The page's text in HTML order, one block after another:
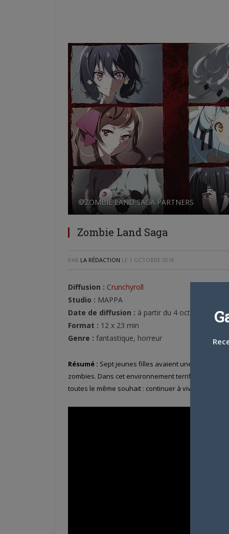
©ZOMBIE LAND SAGA PARTNERS
Zombie Land Saga
PAR LA RÉDACTION LE 1 OCTOBRE 2018
Diffusion : Crunchyroll
Studio : MAPPA
Date de diffusion : à partir du 4 octobre
Format : 12 x 23 min
Genre : fantastique, horreur
Résumé : Sept jeunes filles avaient une vie
zombies. Dans cet environnement terrifiant dans
toutes le même souhait : continuer à vivre !